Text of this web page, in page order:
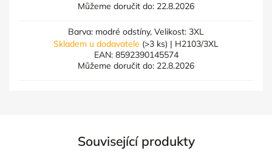
Můžeme doručit do: 22.8.2026
Barva: modré odstíny, Velikost: 3XL
Skladem u dodavatele (>3 ks) | H2103/3XL
EAN: 8592390145574
Můžeme doručit do: 22.8.2026
Související produkty